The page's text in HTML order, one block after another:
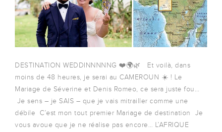
DESTINATION WEDDINNNNNG ❤️🌍🌿 Et voilà, dans
moins de 48 heures, je serai au CAMEROUN ☀️ ! Le
Mariage de Séverine et Denis Romeo, ce sera juste fou…
Je sens – je SAIS – que je vais mitrailler comme une
débile C’est mon tout premier Mariage de destination Je
vous avoue que je ne réalise pas encore… L’AFRIQUE